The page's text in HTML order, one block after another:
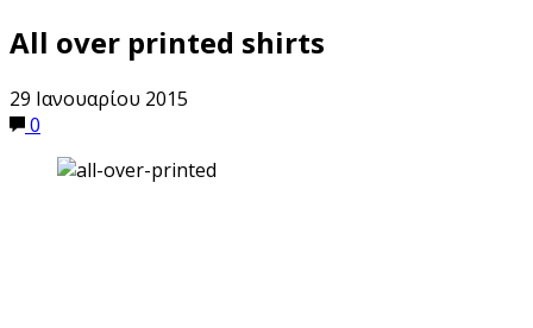
All over printed shirts
29 Ιανουαρίου 2015
0